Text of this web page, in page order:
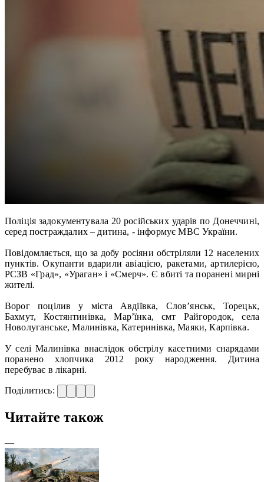
Поліція задокументувала 20 російських ударів по Донеччині,
серед постраждалих – дитина, - інформує МВС України.
Повідомляється, що за добу росіяни обстріляли 12 населених
пунктів. Окупанти вдарили авіацією, ракетами, артилерією,
РСЗВ «Град», «Ураган» і «Смерч». Є вбиті та поранені мирні
жителі.
Ворог поцілив у міста Авдіївка, Слов’янськ, Торецьк,
Бахмут, Костянтинівка, Мар’їнка, смт Райгородок, села
Новолуганське, Малинівка, Катеринівка, Маяки, Карпівка.
У селі Малинівка внаслідок обстрілу касетними снарядами
поранено хлопчика 2012 року народження. Дитина
перебуває в лікарні.
Поділитись:
Читайте також
—